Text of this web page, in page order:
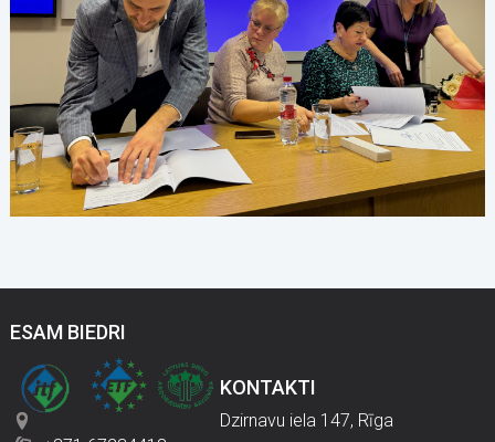
ESAM BIEDRI
KONTAKTI
Dzirnavu iela 147, Rīga